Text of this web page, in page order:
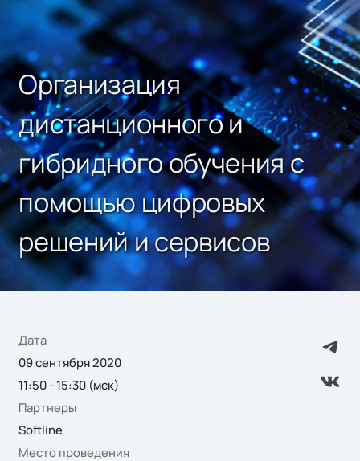
Организация
дистанционного и
гибридного обучения с
помощью цифровых
решений и сервисов
Дата
09 сентября 2020
11:50 - 15:30 (мск)
Партнеры
Softline
Место проведения